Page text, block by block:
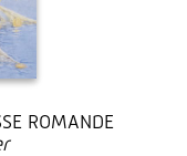
ROMANDE